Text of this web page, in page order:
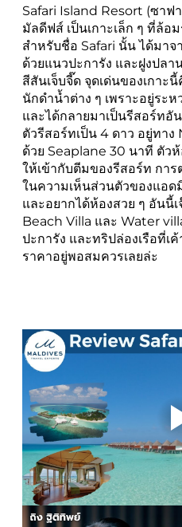
Safari Island Resort (ซาฟ
มัลดีฟส์ เป็นเกาะเล็ก ๆ ที่ล้อ
สำหรับชื่อ Safari นั้น ได้มาจ
ด้วยแนวปะการัง และฝูงปล
สีสันเจ็บจี๊ด จุดเด่นของเกาะ
นักดำน้ำต่าง ๆ เพราะอยู่ระ
และได้กลายมาเป็นรีสอร์ทอั
ตัวรีสอร์ทเป็น 4 ดาว อยู่ทา
ด้วย Seaplane 30 นาที ตัว
ให้เข้ากับตีมของรีสอร์ท กา
ในความเห็นส่วนตัวของแอ
และอยากได้ห้องสวย ๆ อันนี้
Beach Villa และ Water
ปะการัง และทริปล่องเรือที่
ราคาอยู่พอสมควรเลยล่ะ